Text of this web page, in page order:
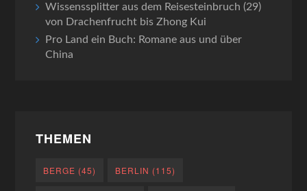
Wissenssplitter aus dem Reisesteinbruch (29)
von Drachenfrucht bis Zhong Kui
Pro Land ein Buch: Romane aus und über
China
THEMEN
BERGE (45) BERLIN (115)